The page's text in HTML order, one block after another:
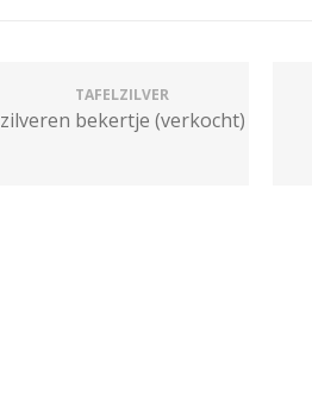
TAFELZILVER
zilveren bekertje (verkocht)